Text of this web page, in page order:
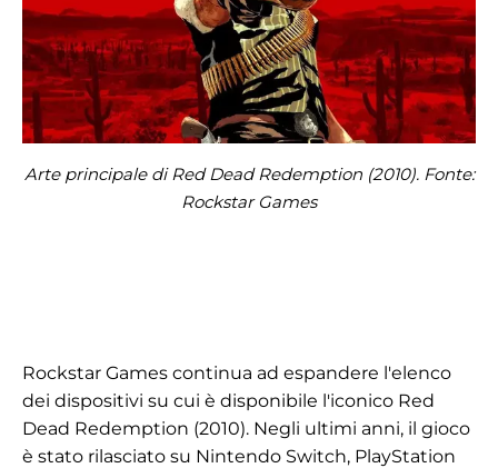
Arte principale di Red Dead Redemption (2010). Fonte:
Rockstar Games
Rockstar Games continua ad espandere l'elenco
dei dispositivi su cui è disponibile l'iconico Red
Dead Redemption (2010). Negli ultimi anni, il gioco
è stato rilasciato su Nintendo Switch, PlayStation